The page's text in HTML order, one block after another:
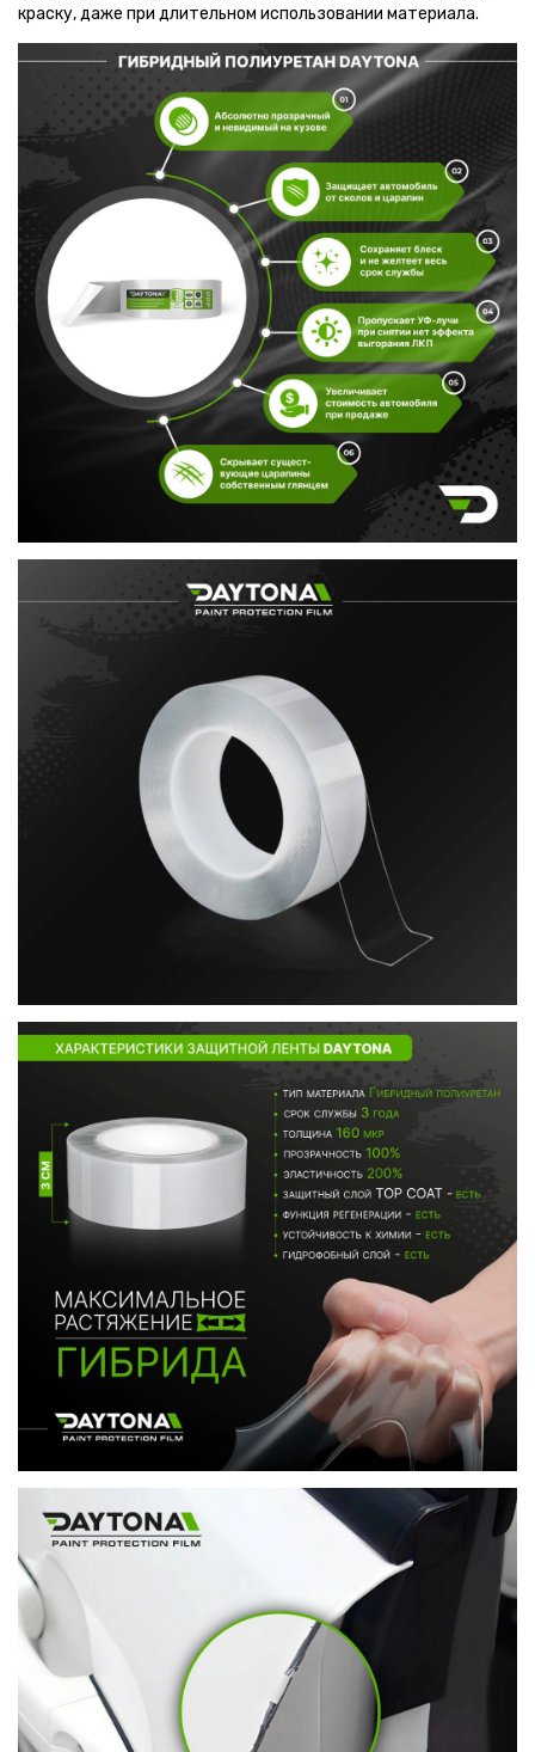
краску, даже при длительном использовании материала.